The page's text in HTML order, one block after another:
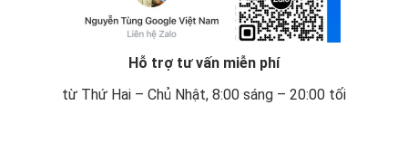
Hỗ trợ tư vấn miễn phí
từ Thứ Hai – Chủ Nhật, 8:00 sáng – 20:00 tối